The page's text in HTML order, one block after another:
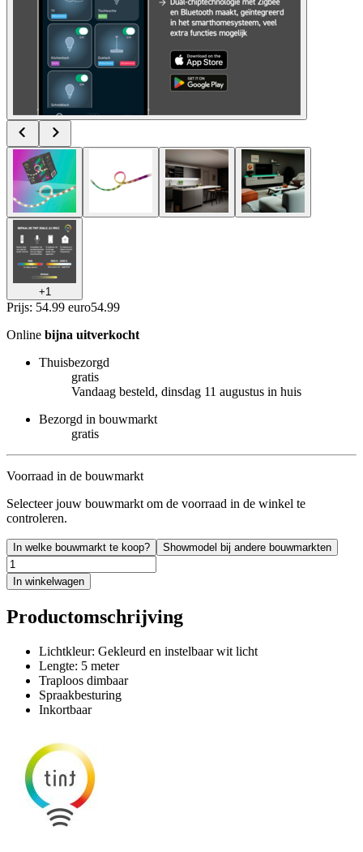
+1
Prijs: 54.99 euro54.99
Online bijna uitverkocht
Thuisbezorgd
gratis
Vandaag besteld, dinsdag 11 augustus in huis
Bezorgd in bouwmarkt
gratis
Voorraad in de bouwmarkt
Selecteer jouw bouwmarkt om de voorraad in de winkel te
controleren.
In welke bouwmarkt te koop? Showmodel bij andere bouwmarkten
In winkelwagen
Productomschrijving
Lichtkleur: Gekleurd en instelbaar wit licht
Lengte: 5 meter
Traploos dimbaar
Spraakbesturing
Inkortbaar